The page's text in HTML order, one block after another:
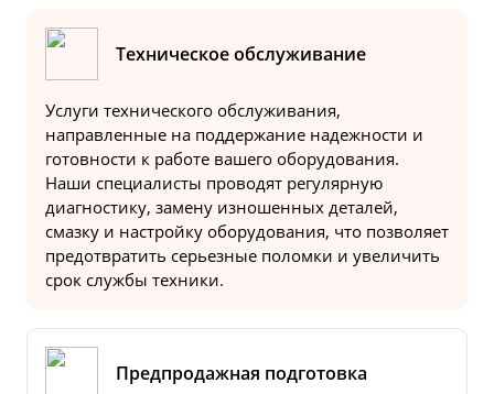
Техническое обслуживание
Услуги технического обслуживания,
направленные на поддержание надежности и
готовности к работе вашего оборудования.
Наши специалисты проводят регулярную
диагностику, замену изношенных деталей,
смазку и настройку оборудования, что позволяет
предотвратить серьезные поломки и увеличить
срок службы техники.
Предпродажная подготовка